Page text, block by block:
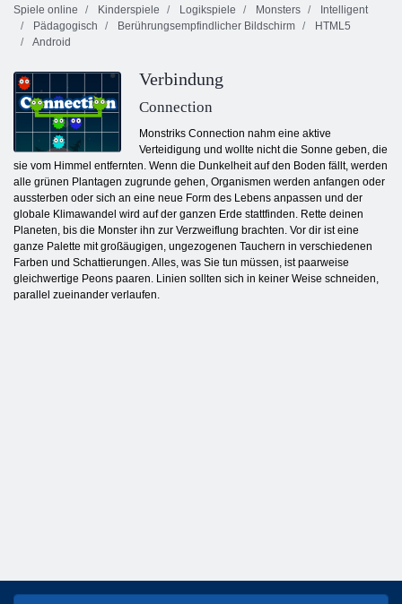
Spiele online
Kinderspiele Logikspiele Monsters
Intelligent
Pädagogisch
Berührungsempfindlicher Bildschirm
HTML5
Android
Verbindung
Connection
Monstriks Connection nahm eine aktive
Verteidigung und wollte nicht die Sonne geben, die
sie vom Himmel entfernten. Wenn die Dunkelheit auf den Boden fällt, werden
alle grünen Plantagen zugrunde gehen, Organismen werden anfangen oder
aussterben oder sich an eine neue Form des Lebens anpassen und der
globale Klimawandel wird auf der ganzen Erde stattfinden. Rette deinen
Planeten, bis die Monster ihn zur Verzweiflung brachten. Vor dir ist eine
ganze Palette mit großäugigen, ungezogenen Tauchern in verschiedenen
Farben und Schattierungen. Alles, was Sie tun müssen, ist paarweise
gleichwertige Peons paaren. Linien sollten sich in keiner Weise schneiden,
parallel zueinander verlaufen.